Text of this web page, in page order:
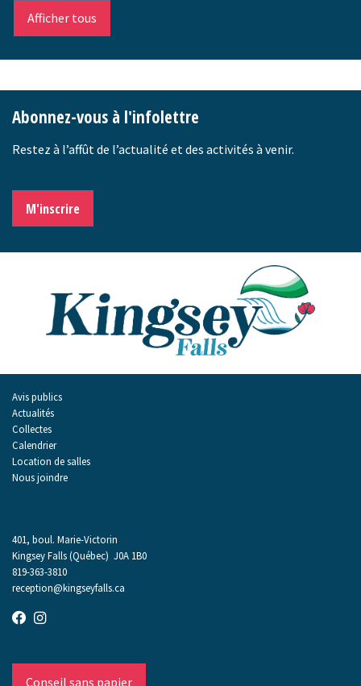
Afficher tous
Abonnez-vous à l'infolettre
Restez à l’affût de l’actualité et des activités à venir.
M'inscrire
Avis publics
Actualités
Collectes
Calendrier
Location de salles
Nous joindre
401, boul. Marie-Victorin
Kingsey Falls (Québec) J0A 1B0
819-363-3810
reception@kingseyfalls.ca
Conseil sans papier